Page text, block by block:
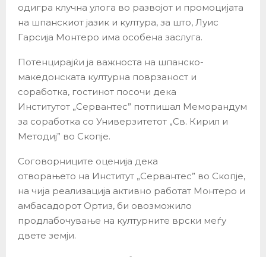
одигра клучна улога во развојот и промоцијата
на шпанскиот јазик и култура, за што, Луис
Гарсија Монтеро има особена заслуга.
Потенцирајќи ја важноста на шпанско-
македонската културна поврзаност и
соработка, гостинот посочи дека
Институтот „Сервантес” потпишал Меморандум
за соработка со Универзитетот „Св. Кирил и
Методиј” во Скопје.
Соговорниците оценија дека
отворањето на Институт „Сервантес” во Скопје,
на чија реализација активно работат Монтеро и
амбасадорот Ортиз, би овозможило
продлабочување на културните врски меѓу
двете земји.